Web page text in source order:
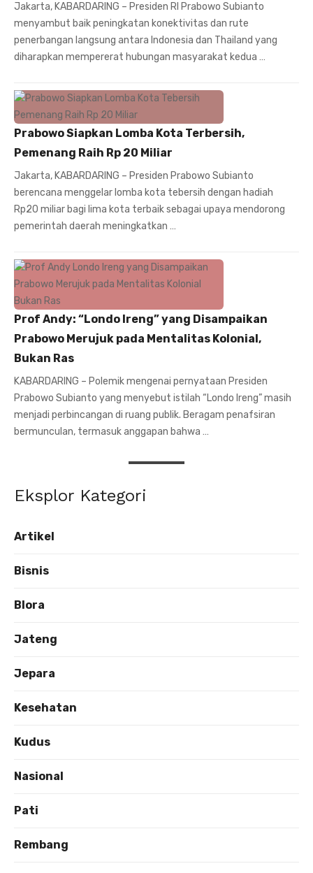
Jakarta, KABARDARING – Presiden RI Prabowo Subianto
menyambut baik peningkatan konektivitas dan rute
penerbangan langsung antara Indonesia dan Thailand yang
diharapkan mempererat hubungan masyarakat kedua …
Prabowo Siapkan Lomba Kota Terbersih,
Pemenang Raih Rp 20 Miliar
Jakarta, KABARDARING – Presiden Prabowo Subianto
berencana menggelar lomba kota tebersih dengan hadiah
Rp20 miliar bagi lima kota terbaik sebagai upaya mendorong
pemerintah daerah meningkatkan …
Prof Andy: “Londo Ireng” yang Disampaikan
Prabowo Merujuk pada Mentalitas Kolonial,
Bukan Ras
KABARDARING – Polemik mengenai pernyataan Presiden
Prabowo Subianto yang menyebut istilah “Londo Ireng” masih
menjadi perbincangan di ruang publik. Beragam penafsiran
bermunculan, termasuk anggapan bahwa …
Eksplor Kategori
Artikel
Bisnis
Blora
Jateng
Jepara
Kesehatan
Kudus
Nasional
Pati
Rembang